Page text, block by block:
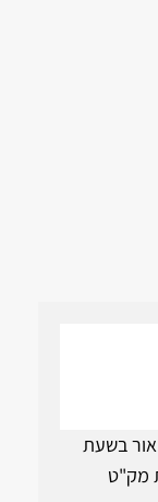
אור בשעת
מק"ט